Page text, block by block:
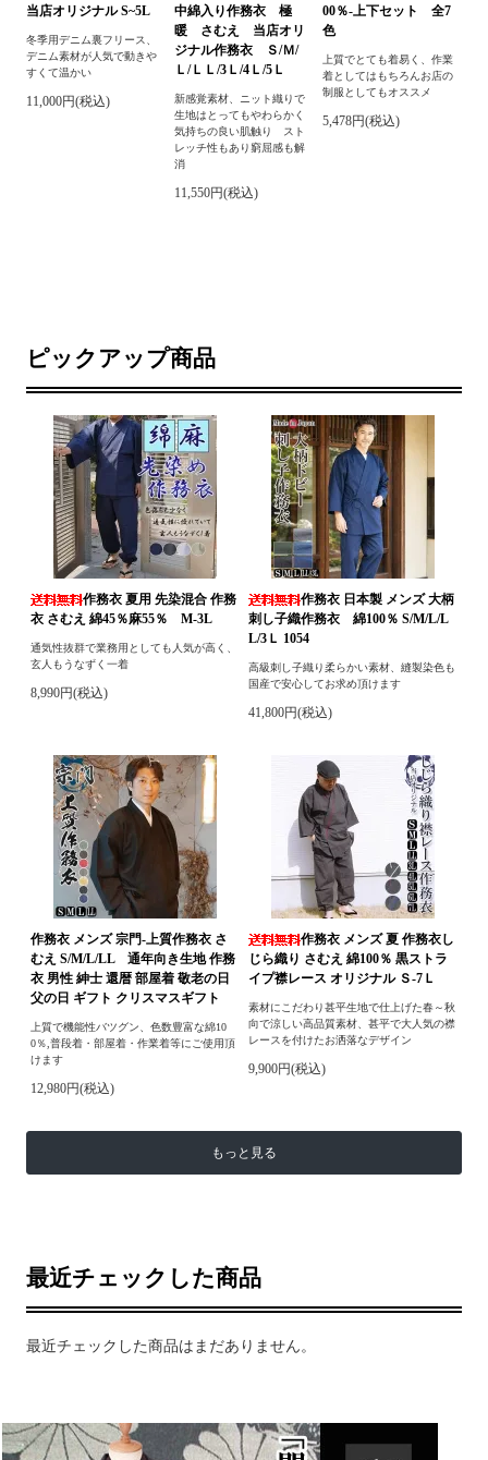
当店オリジナル S~5L
冬季用デニム裏フリース、
デニム素材が人気で動きや
すくて温かい
11,000円(税込)
中綿入り作務衣 極
暖 さむえ 当店オリ
ジナル作務衣 Ｓ/Ｍ/
Ｌ/ＬＬ/3Ｌ/4Ｌ/5Ｌ
新感覚素材、ニット織りで
生地はとってもやわらかく
気持ちの良い肌触り スト
レッチ性もあり窮屈感も解
消
11,550円(税込)
00％-上下セット 全7
色
上質でとても着易く、作業
着としてはもちろんお店の
制服としてもオススメ
5,478円(税込)
ピックアップ商品
作務衣 夏用 先染混合 作務
衣 さむえ 綿45％麻55％ M-3L
通気性抜群で業務用としても人気が高く、
玄人もうなずく一着
8,990円(税込)
作務衣 日本製 メンズ 大柄
刺し子織作務衣 綿100％ S/M/L/L
L/3Ｌ 1054
高級刺し子織り柔らかい素材、縫製染色も
国産で安心してお求め頂けます
41,800円(税込)
作務衣 メンズ 宗門-上質作務衣 さ
むえ S/M/L/LL 通年向き生地 作務
衣 男性 紳士 還暦 部屋着 敬老の日
父の日 ギフト クリスマスギフト
上質で機能性バツグン、色数豊富な綿10
0％,普段着・部屋着・作業着等にご使用頂
けます
12,980円(税込)
作務衣 メンズ 夏 作務衣し
じら織り さむえ 綿100％ 黒ストラ
イプ襟レース オリジナル Ｓ-7Ｌ
素材にこだわり甚平生地で仕上げた春～秋
向で涼しい高品質素材、甚平で大人気の襟
レースを付けたお洒落なデザイン
9,900円(税込)
もっと見る
最近チェックした商品
最近チェックした商品はまだありません。